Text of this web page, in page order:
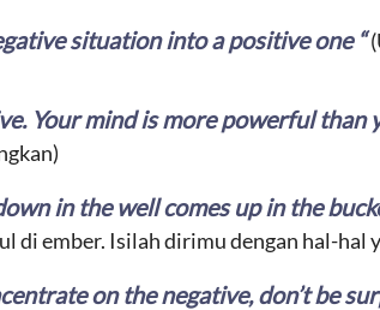
situation into a positive one “
Your mind is more powerful than
in the well comes up in the
di ember. Isilah dirimu dengan hal-hal
on the negative, don’t be